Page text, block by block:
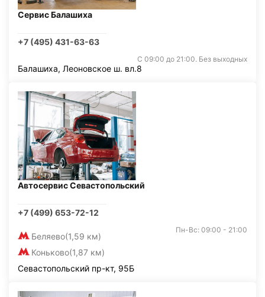
Сервис Балашиха
+7 (495) 431-63-63
С 09:00 до 21:00. Без выходных
Балашиха, Леоновское ш. вл.8
Автосервис Севастопольский
+7 (499) 653-72-12
Беляево(1,59 км)
Коньково(1,87 км)
Пн-Вс: 09:00 - 21:00
Севастопольский пр-кт, 95Б